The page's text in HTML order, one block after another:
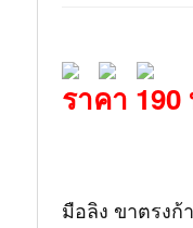
ราคา
มือลิง ขาตรงก้